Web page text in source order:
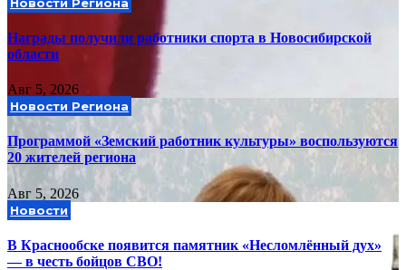
Награды получили работники спорта в Новосибирской
области
Авг 5, 2026
Новости Региона
Программой «Земский работник культуры» воспользуются
20 жителей региона
Авг 5, 2026
Новости
В Краснообске появится памятник «Несломлённый дух»
— в честь бойцов СВО!